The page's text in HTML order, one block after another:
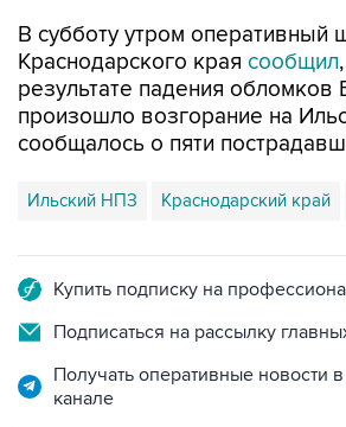
В субботу утром оперативный
Краснодарского края сообщил
результате падения
произошло возгорание на
сообщалось о пяти
Ильский НПЗ Краснодарский край
Купить подписку на
Подписаться на рассылку
Получать оперативные новости
канале